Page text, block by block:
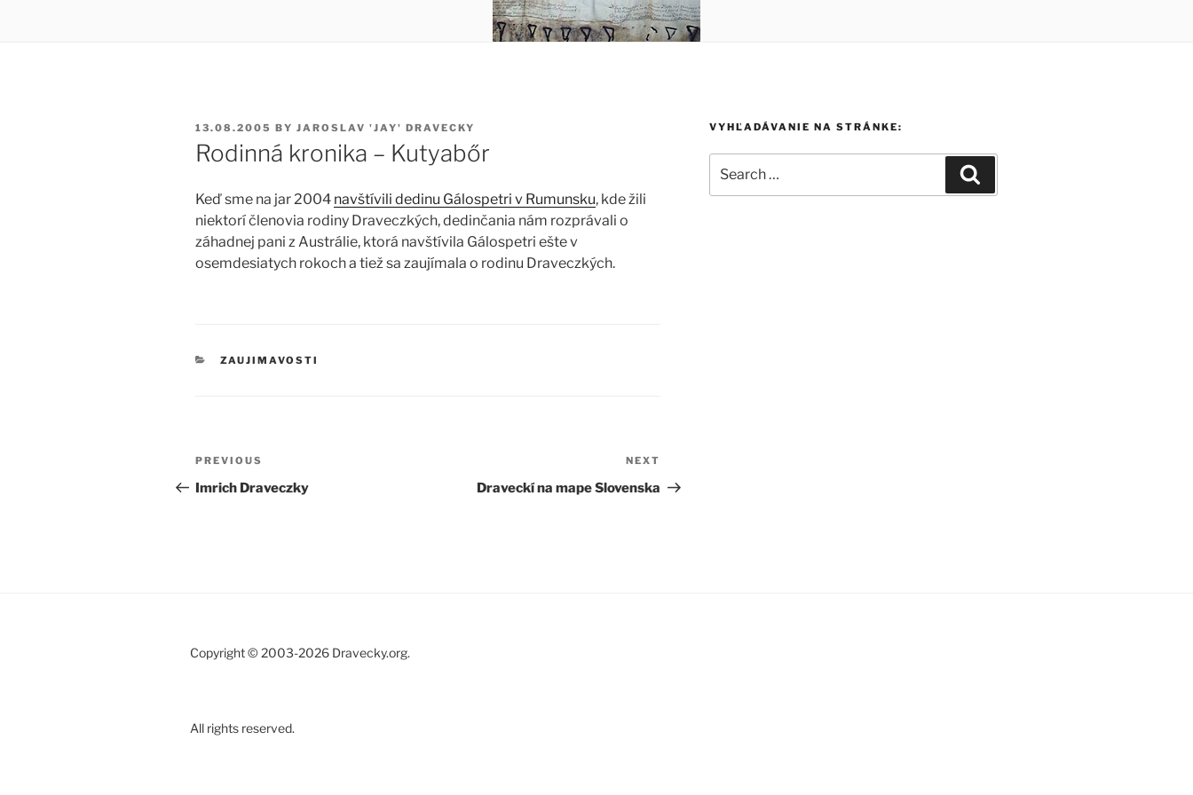
POSTED
ON
13.08.2005 BY JAROSLAV 'JAY' DRAVECKY
Rodinná kronika – Kutyabőr
Keď sme na jar 2004 navštívili dedinu Gálospetri v Rumunsku, kde žili
niektorí členovia rodiny Draveczkých, dedinčania nám rozprávali o
záhadnej pani z Austrálie, ktorá navštívila Gálospetri ešte v
osemdesiatych rokoch a tiež sa zaujímala o rodinu Draveczkých.
CATEGORIES
ZAUJIMAVOSTI
Post
navigation
Previous
Post
PREVIOUS
Imrich Draveczky
Post
NEXT
Draveckí na mape Slovenska
VYHĽADÁVANIE NA STRÁNKE:
for:
Copyright © 2003-2026 Dravecky.org.
All rights reserved.